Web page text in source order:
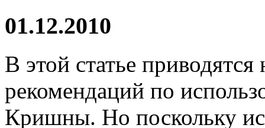
01.12.2010
В этой статье
рекомендаций по
Кришны. Но поскольку